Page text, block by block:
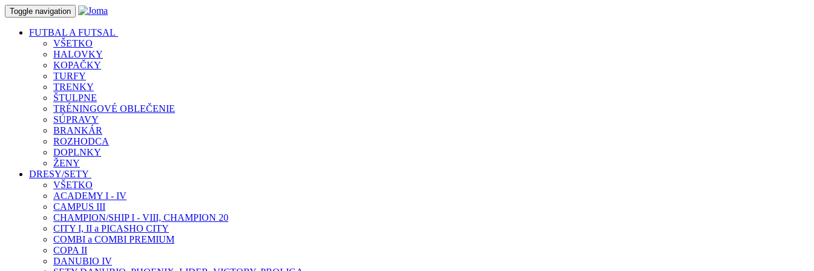
Toggle navigation
FUTBAL A FUTSAL
VŠETKO
HALOVKY
KOPAČKY
TURFY
TRENKY
ŠTULPNE
TRÉNINGOVÉ OBLEČENIE
SÚPRAVY
BRANKÁR
ROZHODCA
DOPLNKY
ŽENY
DRESY/SETY
VŠETKO
ACADEMY I - IV
CAMPUS III
CHAMPION/SHIP I - VIII, CHAMPION 20
CITY I, II a PICASHO CITY
COMBI a COMBI PREMIUM
COPA II
DANUBIO IV